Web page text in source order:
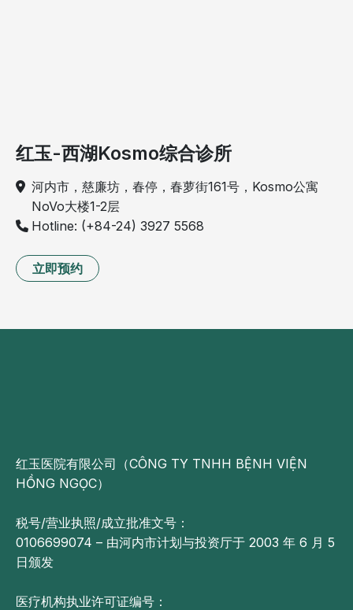
红玉-西湖Kosmo综合诊所
河内市，慈廉坊，春停，春萝街161号，Kosmo公寓
NoVo大楼1-2层
Hotline: (+84-24) 3927 5568
立即预约
红玉医院有限公司（CÔNG TY TNHH BỆNH VIỆN
HỒNG NGỌC）
税号/营业执照/成立批准文号：
0106699074 – 由河内市计划与投资厅于 2003 年 6 月 5
日颁发
医疗机构执业许可证编号：